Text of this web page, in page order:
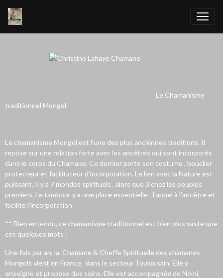
Le Chamanisme
traditionnel Mongol
Le chamanisme Mongol est l'une des plus anciennes traditions. Il
repose sur une relation forte avec les ancêtres qui sont incorporés
dans le corps du Chamane. Ce dernier porte son costume , bouclier
protecteur et facilitateur d'incorporation. Le lien avec la Nature est
puissant. Il y a 7 mondes spirituels , alors que 3 chez les peuples
premiers. Le tambour y a une place essentielle : l'appel à l'ancêtre et
facilite l'incorporation
** Bien entendu, ce chamanisme traditionnel est bien plus vaste que
ces quelques mots :
Une fois par an, la Chamane & Cheffe Spirituelle des chamanes
Mongols vient en France, dans le secteur Toulousain. Elle y
enseigne et propose des soins. Elle est accompagnée de Nomi,